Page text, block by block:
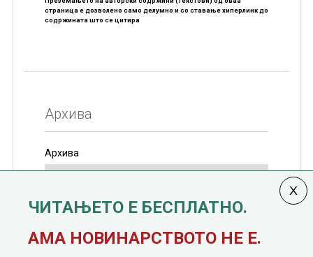
страница е дозволено само делумно и со ставање хиперлинк до
содржината што се цитира
Архива
Архива
јануари, 1991 година
ЧИТАЊЕТО Е БЕСПЛАТНО.
АМА НОВИНАРСТВОТО НЕ Е.